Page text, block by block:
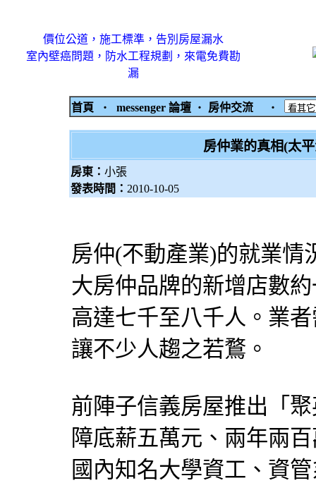
價位公道，施工標準，告別房屋漏水
室內壁癌問題，防水工程規劃，來電免費勘
漏
首頁 ‧ messenger 論壇 ‧ 房仲交流 ‧
房仲業的真相(太
房東： 小張
發表時間： 2010-10-05
房仲(不動產業)的就業情
大房仲品牌的新增店數
高達七千至八千人。業
讓不少人趨之若鶩。
前陣子信義房屋推出「
障底薪五萬元、兩年兩
國內知名大學資工、資